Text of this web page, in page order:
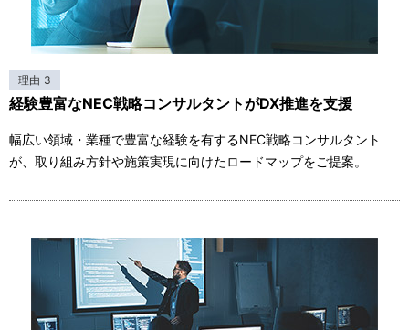
理由 3
経験豊富なNEC戦略コンサルタントがDX推進を支援
幅広い領域・業種で豊富な経験を有するNEC戦略コンサルタント
が、取り組み方針や施策実現に向けたロードマップをご提案。